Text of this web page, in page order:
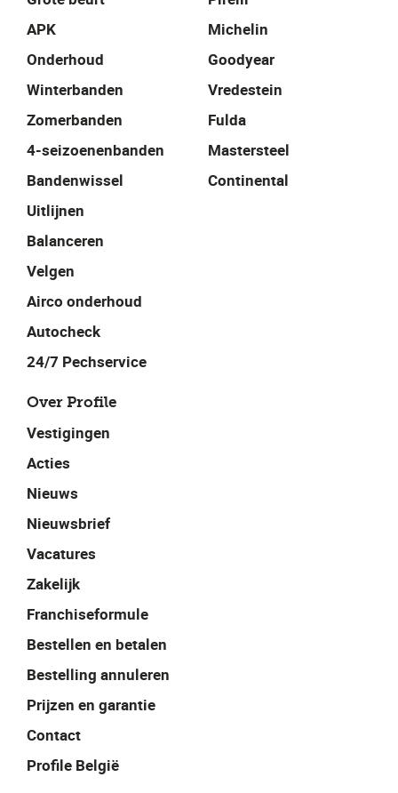
APK
Onderhoud
Winterbanden
Zomerbanden
4-seizoenenbanden
Bandenwissel
Uitlijnen
Balanceren
Velgen
Airco onderhoud
Autocheck
24/7 Pechservice
Michelin
Goodyear
Vredestein
Fulda
Mastersteel
Continental
Over Profile
Vestigingen
Acties
Nieuws
Nieuwsbrief
Vacatures
Zakelijk
Franchiseformule
Bestellen en betalen
Bestelling annuleren
Prijzen en garantie
Contact
Profile België